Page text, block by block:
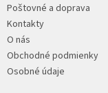
e
Poštovné a doprava
Kontakty
O nás
Obchodné podmienky
Osobné údaje